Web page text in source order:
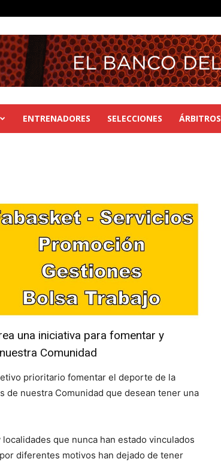
ENTRENADORES SELECCIONES ÁRBITROS
una iniciativa para fomentar y
Comunidad
prioritario fomentar el deporte de la
de nuestra Comunidad que desean tener una
que nunca han estado vinculados
diferentes motivos han dejado de tener